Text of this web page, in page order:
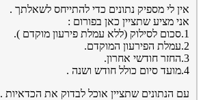
אין לי מספיק נתונים כדי להתייחס לשאלתך .
אני מציע שתציין כאן בפורום :
1.סכום לסילוק (ללא עמלת פירעון מוקדם ).
2.עמלת הפירעון המוקדם.
3.החזר חודשי אחרון.
4.מועד סיום כולל חודש ושנה .
עם הנתונים שתציין אוכל לבדוק את הכדאיות .